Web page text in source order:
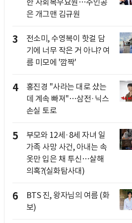
한 사회복무요원…주인공
은 개그맨 김규원
3
전소미, 수영복이 핫걸 담
기에 너무 작은 거 아냐? 여
름 미모에 '깜짝'
4
홍진경 "사라는 대로 샀는
데 계속 빠져"…삼전·닉스
손실 토로
5
부모와 12세·8세 자녀 일
가족 사망 사건, 아내는 속
옷만 입은 채 투신…살해
의혹?(실화탐사대)
6
BTS 진, 왕자님의 여름 (화
보)